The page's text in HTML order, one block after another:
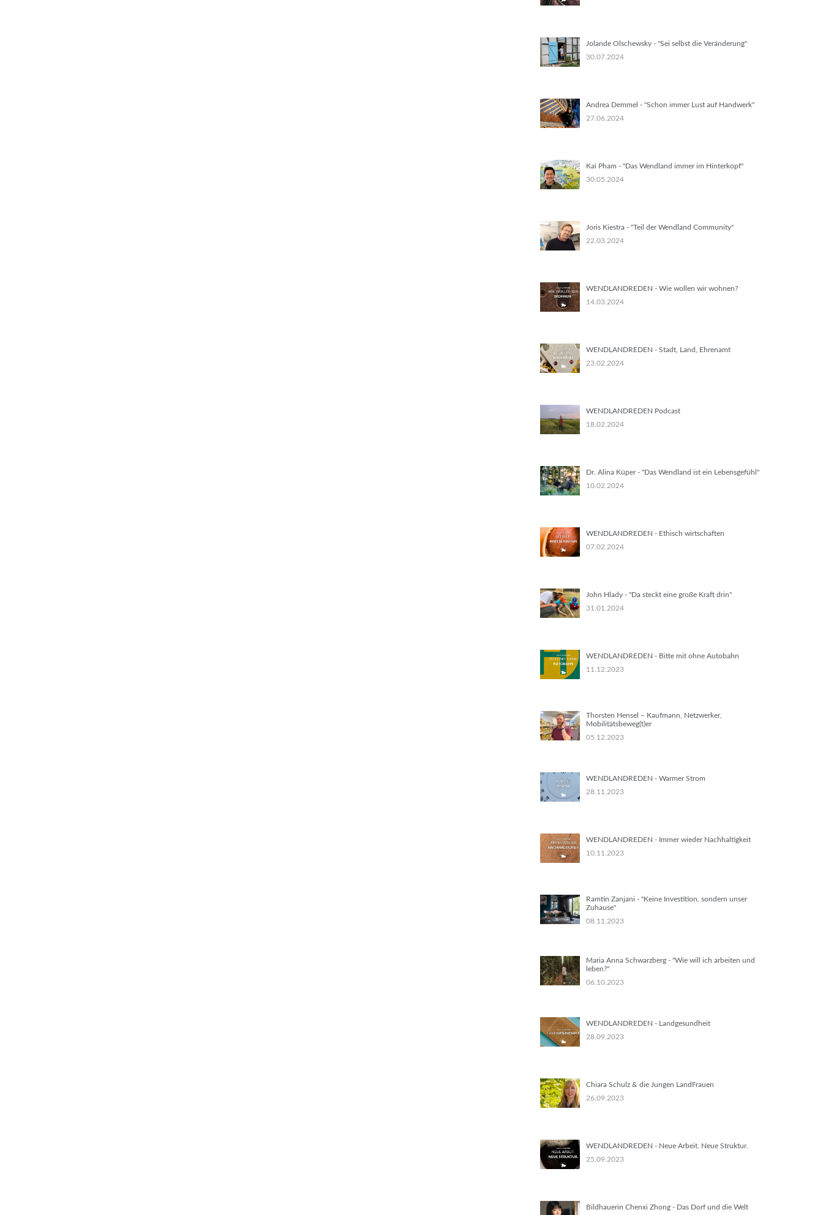
Jolande Olschewsky - "Sei selbst die Veränderung"
30.07.2024
Andrea Demmel - "Schon immer Lust auf Handwerk"
27.06.2024
Kai Pham - "Das Wendland immer im Hinterkopf"
30.05.2024
Joris Kiestra - "Teil der Wendland Community"
22.03.2024
WENDLANDREDEN - Wie wollen wir wohnen?
14.03.2024
WENDLANDREDEN - Stadt, Land, Ehrenamt
23.02.2024
WENDLANDREDEN Podcast
18.02.2024
Dr. Alina Küper - "Das Wendland ist ein Lebensgefühl"
10.02.2024
WENDLANDREDEN - Ethisch wirtschaften
07.02.2024
John Hlady - "Da steckt eine große Kraft drin"
31.01.2024
WENDLANDREDEN - Bitte mit ohne Autobahn
11.12.2023
Thorsten Hensel – Kaufmann, Netzwerker,
Mobilitätsbeweg(t)er
05.12.2023
WENDLANDREDEN - Warmer Strom
28.11.2023
WENDLANDREDEN - Immer wieder Nachhaltigkeit
10.11.2023
Ramtin Zanjani - "Keine Investition, sondern unser
Zuhause"
08.11.2023
Maria Anna Schwarzberg - "Wie will ich arbeiten und
leben?"
06.10.2023
WENDLANDREDEN - Landgesundheit
28.09.2023
Chiara Schulz & die Jungen LandFrauen
26.09.2023
WENDLANDREDEN - Neue Arbeit. Neue Struktur.
25.09.2023
Bildhauerin Chenxi Zhong - Das Dorf und die Welt